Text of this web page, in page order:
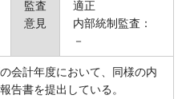
監査
意見
適正
内部統制監査：
－
会計年度において、同様の内
告書を提出している。